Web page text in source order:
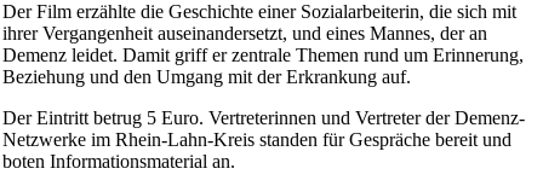
Der Film erzählte die Geschichte einer Sozialarbeiterin, die sich mit
ihrer Vergangenheit auseinandersetzt, und eines Mannes, der an
Demenz leidet. Damit griff er zentrale Themen rund um Erinnerung,
Beziehung und den Umgang mit der Erkrankung auf.
Der Eintritt betrug 5 Euro. Vertreterinnen und Vertreter der Demenz-
Netzwerke im Rhein-Lahn-Kreis standen für Gespräche bereit und
boten Informationsmaterial an.